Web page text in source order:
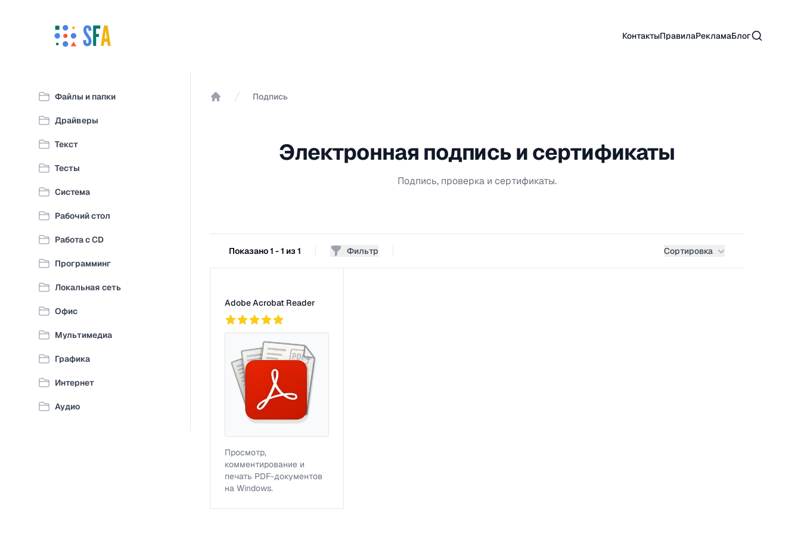
КонтактыПравилаРекламаБлогПоиск
Файлы и папки
Драйверы
Текст
Тесты
Система
Рабочий стол
Работа с CD
Программинг
Локальная сеть
Офис
Мультимедиа
Графика
Интернет
Аудио
Подпись
Электронная подпись и сертификаты
Подпись, проверка и сертификаты.
Показано 1 - 1 из 1 Фильтр Сортировка
Adobe Acrobat Reader
Просмотр,
комментирование и
печать PDF-документов
на Windows.